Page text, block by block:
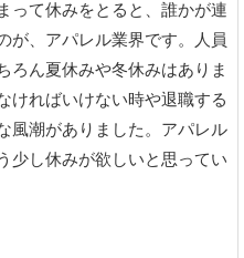
って休みをとると、誰かが連
が、アパレル業界です。人員
ろん夏休みや冬休みはありま
ければいけない時や退職する
風潮がありました。アパレル
少し休みが欲しいと思ってい